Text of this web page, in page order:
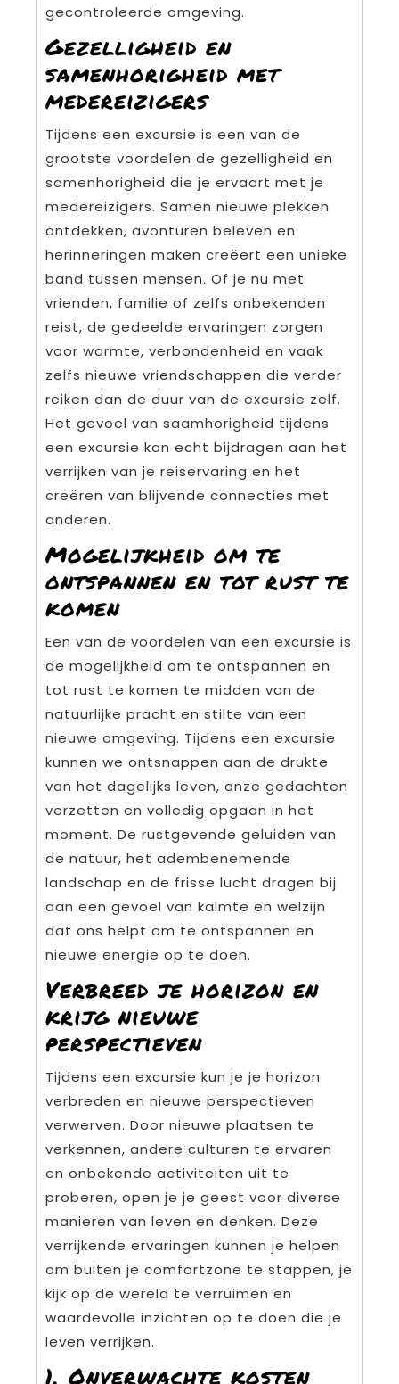
gecontroleerde omgeving.
Gezelligheid en
samenhorigheid met
medereizigers
Tijdens een excursie is een van de
grootste voordelen de gezelligheid en
samenhorigheid die je ervaart met je
medereizigers. Samen nieuwe plekken
ontdekken, avonturen beleven en
herinneringen maken creëert een unieke
band tussen mensen. Of je nu met
vrienden, familie of zelfs onbekenden
reist, de gedeelde ervaringen zorgen
voor warmte, verbondenheid en vaak
zelfs nieuwe vriendschappen die verder
reiken dan de duur van de excursie zelf.
Het gevoel van saamhorigheid tijdens
een excursie kan echt bijdragen aan het
verrijken van je reiservaring en het
creëren van blijvende connecties met
anderen.
Mogelijkheid om te
ontspannen en tot rust te
komen
Een van de voordelen van een excursie is
de mogelijkheid om te ontspannen en
tot rust te komen te midden van de
natuurlijke pracht en stilte van een
nieuwe omgeving. Tijdens een excursie
kunnen we ontsnappen aan de drukte
van het dagelijks leven, onze gedachten
verzetten en volledig opgaan in het
moment. De rustgevende geluiden van
de natuur, het adembenemende
landschap en de frisse lucht dragen bij
aan een gevoel van kalmte en welzijn
dat ons helpt om te ontspannen en
nieuwe energie op te doen.
Verbreed je horizon en
krijg nieuwe
perspectieven
Tijdens een excursie kun je je horizon
verbreden en nieuwe perspectieven
verwerven. Door nieuwe plaatsen te
verkennen, andere culturen te ervaren
en onbekende activiteiten uit te
proberen, open je je geest voor diverse
manieren van leven en denken. Deze
verrijkende ervaringen kunnen je helpen
om buiten je comfortzone te stappen, je
kijk op de wereld te verruimen en
waardevolle inzichten op te doen die je
leven verrijken.
1. Onverwachte kosten